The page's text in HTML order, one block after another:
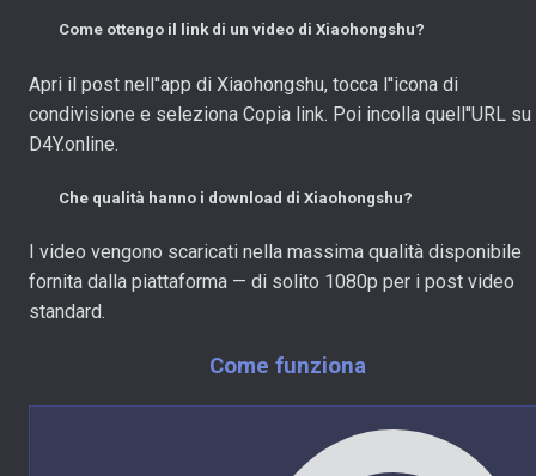
Come ottengo il link di un video di Xiaohongshu?
Apri il post nell''app di Xiaohongshu, tocca l''icona di
condivisione e seleziona Copia link. Poi incolla quell''URL su
D4Y.online.
Che qualità hanno i download di Xiaohongshu?
I video vengono scaricati nella massima qualità disponibile
fornita dalla piattaforma — di solito 1080p per i post video
standard.
Come funziona